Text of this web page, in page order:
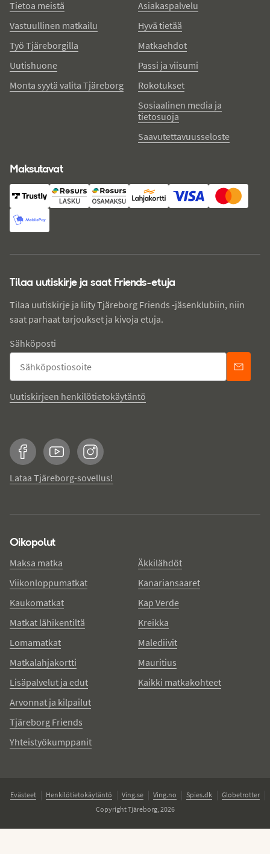
Tietoa meistä
Vastuullinen matkailu
Työ Tjäreborgilla
Uutishuone
Monta syytä valita Tjäreborg
Asiakaspalvelu
Hyvä tietää
Matkaehdot
Passi ja viisumi
Rokotukset
Sosiaalinen media ja
tietosuoja
Saavutettavuusseloste
Maksutavat
Tilaa uutiskirje ja saat Friends-etuja
Tilaa uutiskirje ja liity Tjäreborg Friends -jäsenklubiin, niin
saat parhaat tarjoukset ja kivoja etuja.
Sähköposti
Uutiskirjeen henkilötietokäytäntö
FacebookYouTubeInstagram
Lataa Tjäreborg-sovellus!
Oikopolut
Maksa matka
Viikonloppumatkat
Kaukomatkat
Matkat lähikentiltä
Lomamatkat
Matkalahjakortti
Lisäpalvelut ja edut
Arvonnat ja kilpailut
Tjäreborg Friends
Yhteistyökumppanit
Äkkilähdöt
Kanariansaaret
Kap Verde
Kreikka
Malediivit
Mauritius
Kaikki matkakohteet
Evästeet Henkilötietokäytäntö Ving.se Ving.no Spies.dk
Globetrotter
Copyright Tjäreborg, 2026